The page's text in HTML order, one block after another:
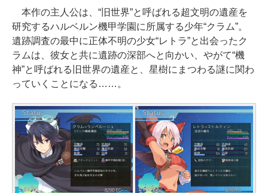
￥278,800
【Amazon.co.jp限定】 HP ノート
パソコン 15-fd 15.6インチ 16GB
メモリ 512GB SSD インテル Core
5
￥129,800
FMV ノートパソコン WE1-K3 (MS
365 Personal/Copilotキー搭載/Wi
コード版|Windows11、10/mac対
応|PC2台
￥39,582
Windows版 | Minecraft (マインク
| オンラインコード版
￥3,600
￥480
FM TOWNS ハイパー・カタログ:
本体ハードウェア・市販ソフトウ
ェアのパーフェクトリストと最新
￥1,600
Amazon Kindle Colorsoft | 16GB
ストレージ、防水、7インチカラー
ディスプレイ、色調調節ライト、
最大8週間持続バッテリー、広告無
し、ブラック (2025年発売)
￥31,980
New Amazon Kindle Scribe Color
soft | 11インチカラーディスプレ
イ、64GBストレージ、ノート機能
搭載、明るさ自動調整、色調調節
本作の主人公は、“旧世界”と呼ばれる超文明の遺産を
研究するハルベルン機甲学園に所属する少年“クラム”。
遺跡調査の最中に正体不明の少女“レトラ”と出会ったク
ラムは、彼女と共に遺跡の深部へと向かい、やがて“機
神”と呼ばれる旧世界の遺産と、星樹にまつわる謎に関わ
っていくことになる……。